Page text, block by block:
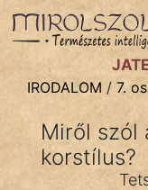
IRODALOM
Dráma
Költemény
IRODALOM / 7.
Miről szól
korstílus?